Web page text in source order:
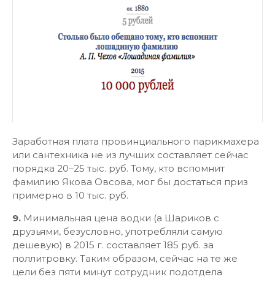
Заработная плата провинциального парикмахера
или сантехника не из лучших составляет сейчас
порядка 20–25 тыс. руб. Тому, кто вспомнит
фамилию Якова Овсова, мог бы достаться приз
примерно в 10 тыс. руб.
9. Минимальная цена водки (а Шариков с
друзьями, безусловно, употребляли самую
дешевую) в 2015 г. составляет 185 руб. за
поллитровку. Таким образом, сейчас на те же
цели без пяти минут сотрудник подотдела